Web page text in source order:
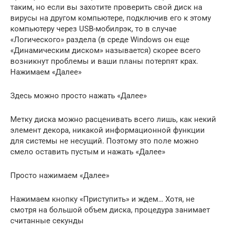
таким, но если вы захотите проверить свой диск на
вирусы на другом компьютере, подключив его к этому
компьютеру через USB-мобилрэк, то в случае
«Логического» раздела (в среде Windows он еще
«Динамическим диском» называется) скорее всего
возникнут проблемы и ваши планы потерпят крах.
Нажимаем «Далее»
Здесь можно просто нажать «Далее»
Метку диска можно расценивать всего лишь, как некий
элемент декора, никакой информационной функции
для системы не несущий. Поэтому это поле можно
смело оставить пустым и нажать «Далее»
Просто нажимаем «Далее»
Нажимаем кнопку «Приступить» и ждем… Хотя, не
смотря на большой объем диска, процедура занимает
считанные секунды